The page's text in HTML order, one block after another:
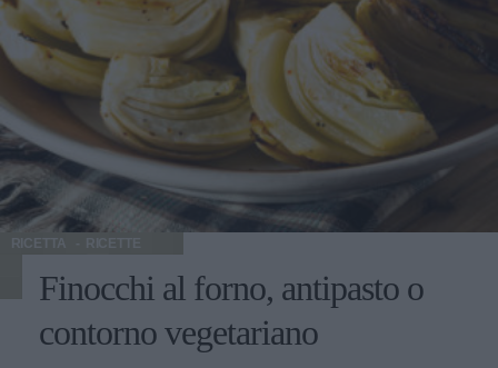
RICETTA
Finocchi al forno, antipasto o
contorno vegetariano